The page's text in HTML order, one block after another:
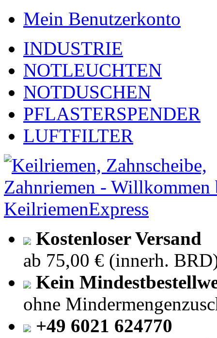
Mein Benutzerkonto
INDUSTRIE
NOTLEUCHTEN
NOTDUSCHEN
PFLASTERSPENDER
LUFTFILTER
Kostenloser Versand
ab 75,00 € (innerh.
Kein
ohne
+49 6021 624770